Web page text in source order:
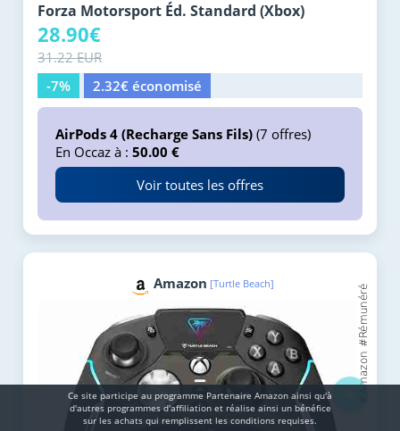
Forza Motorsport Éd. Standard (Xbox)
28.90€
31.22 EUR
-7%
2.32€ économisé
AirPods 4 (Recharge Sans Fils) (7 offres)
En Occaz à : 50.00 €
Voir toutes les offres
Amazon [Turtle Beach]
Ce site participe au programme Partenaire Αmazοn ainsi qu'à
d'autres programmes d'affiliation et réalise ainsi un bénéfice
sur les achats qui remplissent les conditions requises.